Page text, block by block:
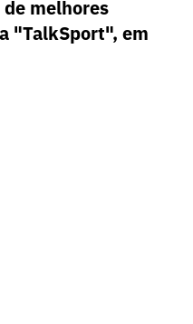
melhores
"TalkSport", em